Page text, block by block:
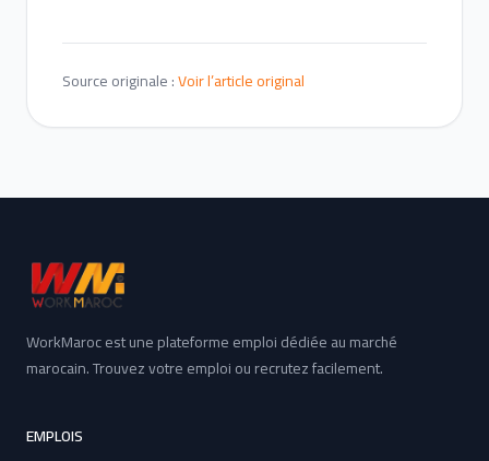
Source originale :Voir l’article original
WorkMaroc est une plateforme emploi dédiée au marché
marocain. Trouvez votre emploi ou recrutez facilement.
EMPLOIS